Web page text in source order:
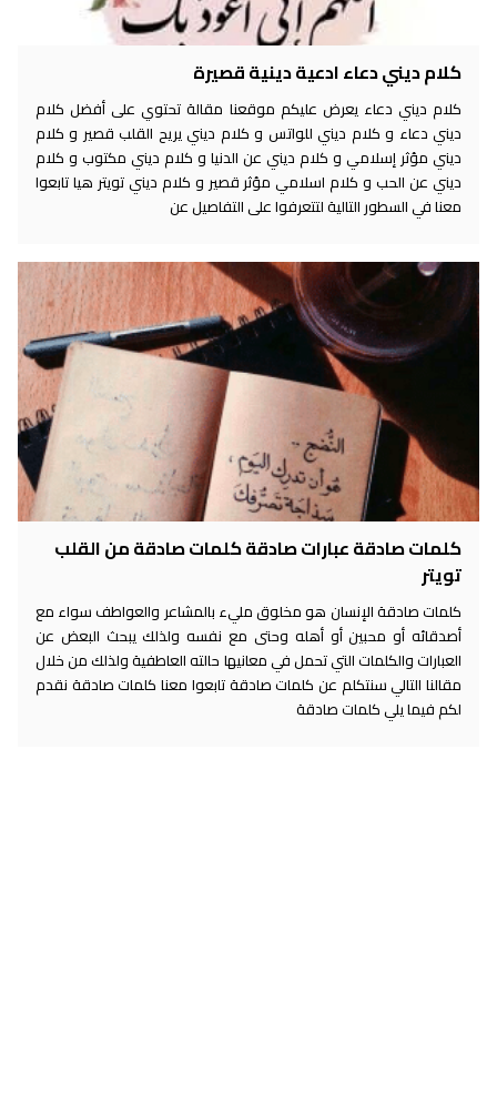
كلام ديني دعاء ادعية دينية قصيرة
كلام ديني دعاء يعرض عليكم موقعنا مقالة تحتوي على أفضل كلام
ديني دعاء و كلام ديني للواتس و كلام ديني يريح القلب قصير و كلام
ديني مؤثر إسلامي و كلام ديني عن الدنيا و كلام ديني مكتوب و كلام
ديني عن الحب و كلام اسلامي مؤثر قصير و كلام ديني تويتر هيا تابعوا
معنا في السطور التالية لتتعرفوا على التفاصيل عن
كلمات صادقة عبارات صادقة كلمات صادقة من القلب
تويتر
كلمات صادقة الإنسان هو مخلوق مليء بالمشاعر والعواطف سواء مع
أصدقائه أو محبين أو أهله وحتى مع نفسه ولذلك يبحث البعض عن
العبارات والكلمات التي تحمل في معانيها حالته العاطفية ولذلك من خلال
مقالنا التالي سنتكلم عن كلمات صادقة تابعوا معنا كلمات صادقة نقدم
لكم فيما يلي كلمات صادقة